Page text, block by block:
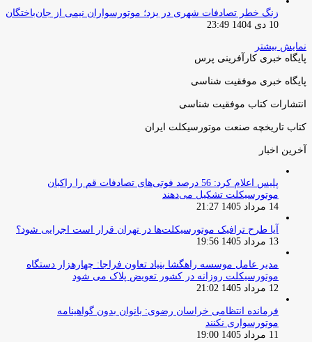
زنگ خطر تصادفات شهری در یزد؛ موتورسواران نیمی از جان‌باختگان
10 دی 1404 23:49
نمایش بیشتر
پایگاه خبری کارآفرینی پرس
پایگاه خبری موفقیت شناسی
انتشارات کتاب موفقیت شناسی
کتاب تاریخچه صنعت موتورسیکلت ایران
آخرین اخبار
پلیس اعلام کرد: 56 درصد فوتی‌های تصادفات قم را راکبان
موتورسیکلت تشکیل می‌دهند
14 مرداد 1405 21:27
آیا طرح ترافیک موتورسیکلت‌ها در تهران قرار است اجرایی شود؟
13 مرداد 1405 19:56
مدیر عامل موسسه راهگشا بنیاد تعاون فراجا: چهارهزار دستگاه
موتورسیکلت روزانه در کشور تعویض پلاک می شود
12 مرداد 1405 21:02
فرمانده انتظامی خراسان رضوی: بانوان بدون گواهینامه
موتورسواری نکنند
11 مرداد 1405 19:00